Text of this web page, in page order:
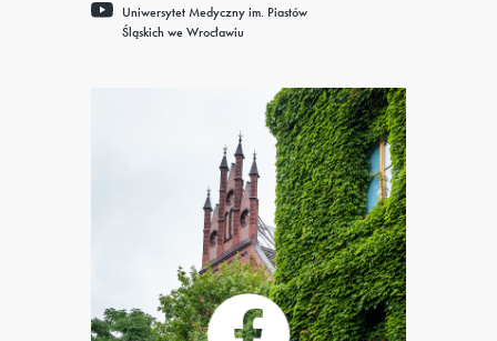
Uniwersytet Medyczny im. Piastów
Śląskich we Wrocławiu